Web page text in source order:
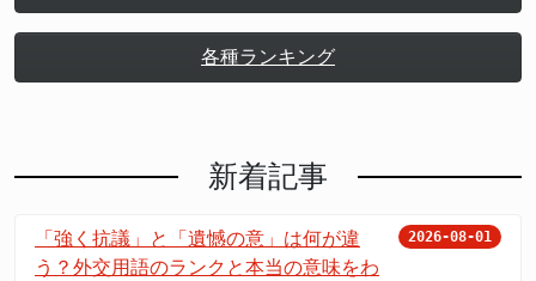
各種ランキング
新着記事
「強く抗議」と「遺憾の意」は何が違
う？外交用語のランクと本当の意味をわ
2026-08-01